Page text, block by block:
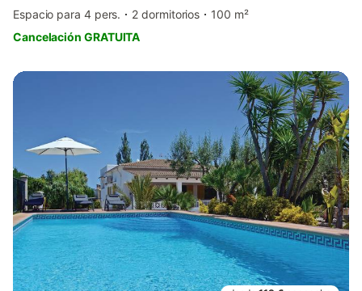
Espacio para 4 pers.
2 dormitorios
100 m²
Cancelación GRATUITA